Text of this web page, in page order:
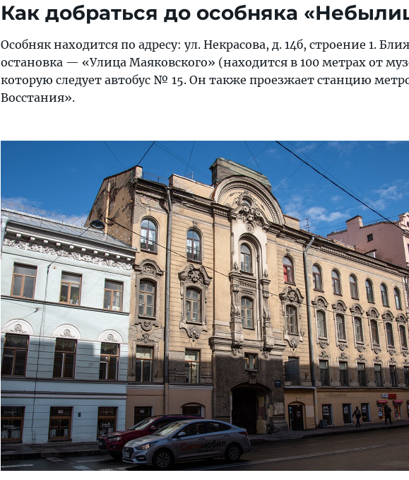
Как добраться до особняка
Особняк находится по адресу: ул. Некрасова, д. 14б, строение 1.
остановка — «Улица Маяковского» (находится в 100 метрах от
которую следует автобус № 15. Он также проезжает станцию
Восстания».